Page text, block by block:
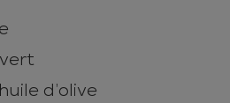
d’olive